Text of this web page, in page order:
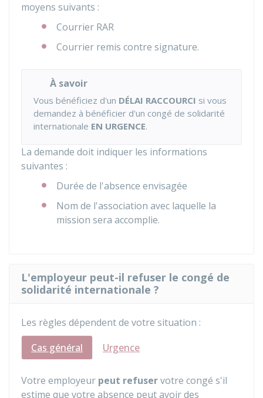
moyens suivants :
Courrier RAR
Courrier remis contre signature.
À savoir
Vous bénéficiez d'un DÉLAI RACCOURCI si vous
demandez à bénéficier d'un congé de solidarité
internationale EN URGENCE.
La demande doit indiquer les informations
suivantes :
Durée de l'absence envisagée
Nom de l'association avec laquelle la
mission sera accomplie.
L'employeur peut-il refuser le congé de
solidarité internationale ?
Les règles dépendent de votre situation :
Cas général
Urgence
Votre employeur peut refuservotre congé s'il
estime que votre absence peut avoir des